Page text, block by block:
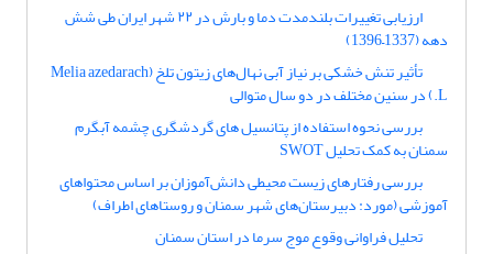
ارزیابی تغییرات بلندمدت دما و بارش در ۲۲ شهر ایران طی شش
دهه (1337–1396)
تأثیر تنش خشکی بر نیاز آبی نهال‌های زیتون تلخ (Melia azedarach
L.) در سنین مختلف در دو سال متوالی
بررسی نحوه استفاده از پتانسیل های گردشگری چشمه آبگرم
سمنان به کمک تحلیل SWOT
بررسی رفتارهای زیست محیطی دانش‌آموزان بر اساس محتواهای
آموزشی (مورد: دبیرستان‌های شهر سمنان و روستاهای اطراف)
تحلیل فراوانی وقوع موج سرما در استان سمنان